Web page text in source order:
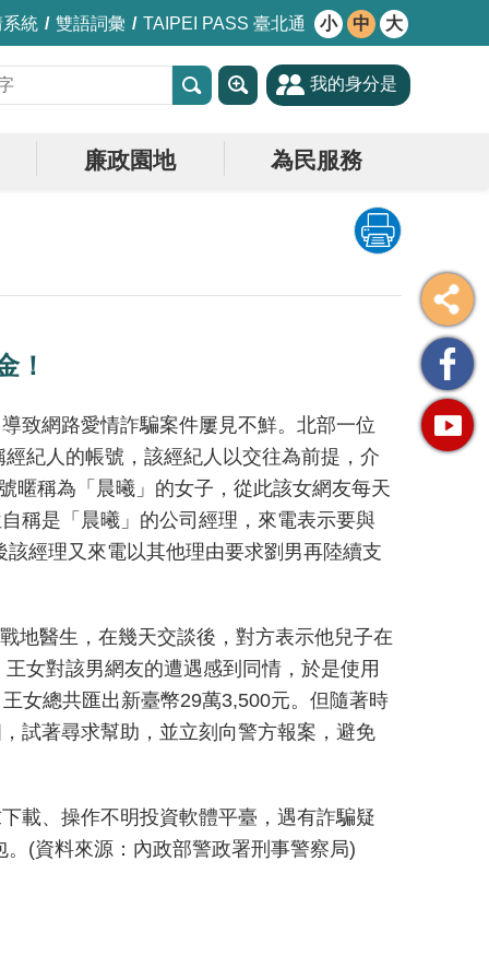
統 雙語詞彙 TAIPEI PASS 臺北通 小 中 大
我的身分是
廉政園地 為民服務
！
致網路愛情詐騙案件屢見不鮮。北部一位
紀人的帳號，該經紀人以交往為前提，介
暱稱為「晨曦」的女子，從此該女網友每天
稱是「晨曦」的公司經理，來電表示要與
經理又來電以其他理由要求劉男再陸續支
地醫生，在幾天交談後，對方表示他兒子在
女對該男網友的遭遇感到同情，於是使用
女總共匯出新臺幣29萬3,500元。但隨著時
試著尋求幫助，並立刻向警方報案，避免
載、操作不明投資軟體平臺，遇有詐騙疑
(資料來源：內政部警政署刑事警察局)